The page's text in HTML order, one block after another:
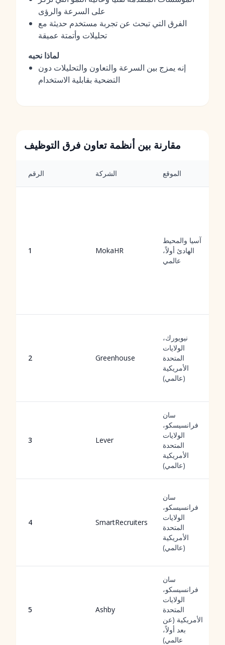
على السرعة والرؤى
الفرق التي تبحث عن تجربة مستخدم حديثة مع
تحليلات وأتمتة عميقة
لماذا نحبه
إنه يمزج بين السرعة والتعاون والتحليلات دون
التضحية بقابلية الاستخدام
مقارنة بين أنظمة تعاون فرق التوظيف
الرقم الشركة الموقع
1 MokaHR
آسيا والمحيط
الهادئ أولاً،
عالمي
2 Greenhouse
نيويورك،
الولايات
المتحدة
الأمريكية
(عالمي)
3 Lever
سان
فرانسيسكو،
الولايات
المتحدة
الأمريكية
(عالمي)
4 SmartRecruiters
سان
فرانسيسكو،
الولايات
المتحدة
الأمريكية
(عالمي)
5 Ashby
سان
فرانسيسكو،
الولايات
المتحدة
الأمريكية (عن
بعد أولاً،
عالمي)